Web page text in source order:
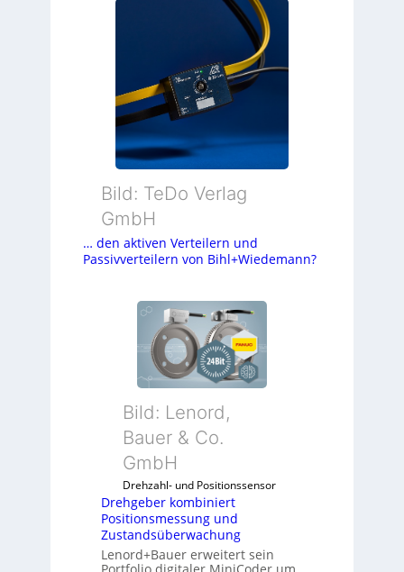
Bild: TeDo Verlag
GmbH
… den aktiven Verteilern und
Passivverteilern von Bihl+Wiedemann?
Bild: Lenord,
Bauer & Co.
GmbH
Drehzahl- und Positionssensor
Drehgeber kombiniert
Positionsmessung und
Zustandsüberwachung
Lenord+Bauer erweitert sein